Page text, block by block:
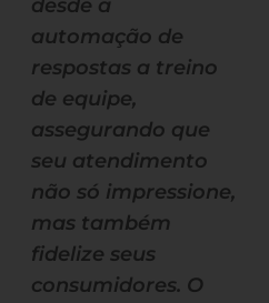
desde a
automação de
respostas a treino
de equipe,
assegurando que
seu atendimento
não só impressione,
mas também
fidelize seus
consumidores. O